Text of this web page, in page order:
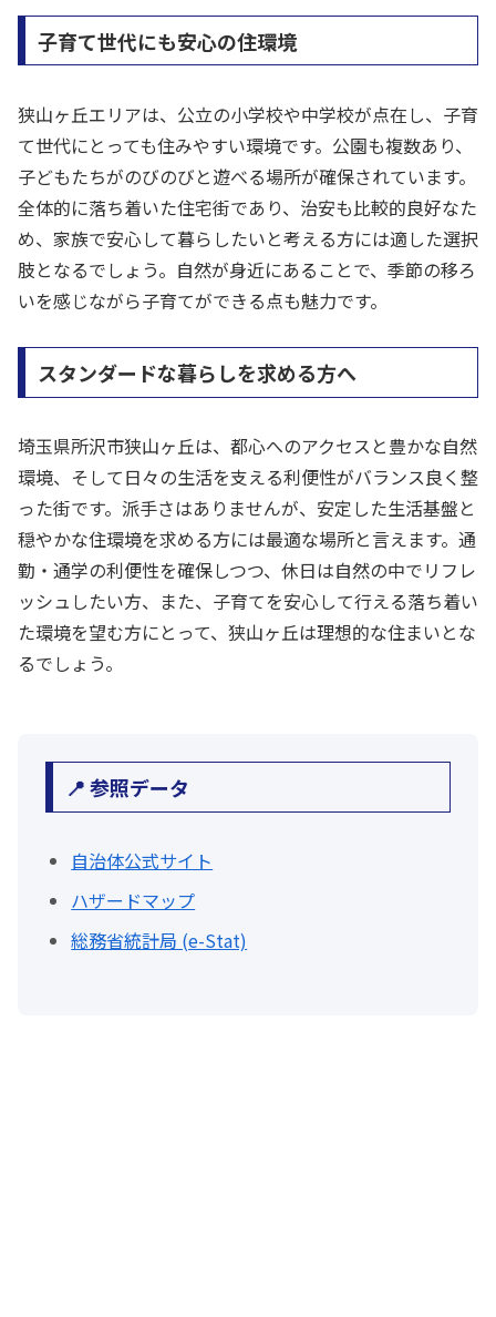
子育て世代にも安心の住環境
狭山ヶ丘エリアは、公立の小学校や中学校が点在し、子育
て世代にとっても住みやすい環境です。公園も複数あり、
子どもたちがのびのびと遊べる場所が確保されています。
全体的に落ち着いた住宅街であり、治安も比較的良好なた
め、家族で安心して暮らしたいと考える方には適した選択
肢となるでしょう。自然が身近にあることで、季節の移ろ
いを感じながら子育てができる点も魅力です。
スタンダードな暮らしを求める方へ
埼玉県所沢市狭山ヶ丘は、都心へのアクセスと豊かな自然
環境、そして日々の生活を支える利便性がバランス良く整
った街です。派手さはありませんが、安定した生活基盤と
穏やかな住環境を求める方には最適な場所と言えます。通
勤・通学の利便性を確保しつつ、休日は自然の中でリフレ
ッシュしたい方、また、子育てを安心して行える落ち着い
た環境を望む方にとって、狭山ヶ丘は理想的な住まいとな
るでしょう。
📍 参照データ
自治体公式サイト
ハザードマップ
総務省統計局 (e-Stat)